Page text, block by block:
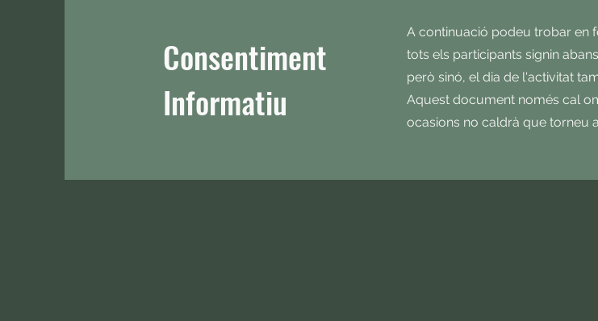
Consentiment
Informatiu
A continuació podeu trobar en
tots els participants signin
però sinó, el dia de l'activitat
Aquest document només cal
ocasions no caldrà que torneu